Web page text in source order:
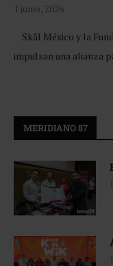
1 junio, 2026
Skål México y la
impulsan una alianza
MERIDIANO 87